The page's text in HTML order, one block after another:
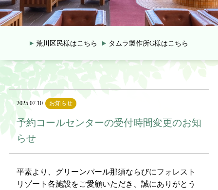
周辺観光 教育旅行・合宿
交通 アクセス プライバシーポリシー
湯めぐり手帖 新着ニュース
ご予約の確認・キャンセル
予約専用ダイヤル 受付時間 9:00〜20:00
0570-038-489
荒川区民様はこちら タムラ製作所G様はこちら
2025.07.10 お知らせ
予約コールセンターの受付時間変更のお知
らせ
平素より、グリーンパール那須ならびにフォレスト
リゾート各施設をご愛顧いただき、誠にありがとう